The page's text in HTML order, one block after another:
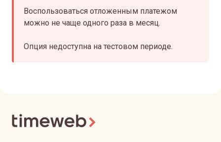
Воспользоваться отложенным платежом
можно не чаще одного раза в месяц.
Опция недоступна на тестовом периоде.